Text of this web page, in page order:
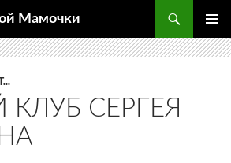
Мамочки
МЕНЮ
КЛУБ СЕРГЕЯ